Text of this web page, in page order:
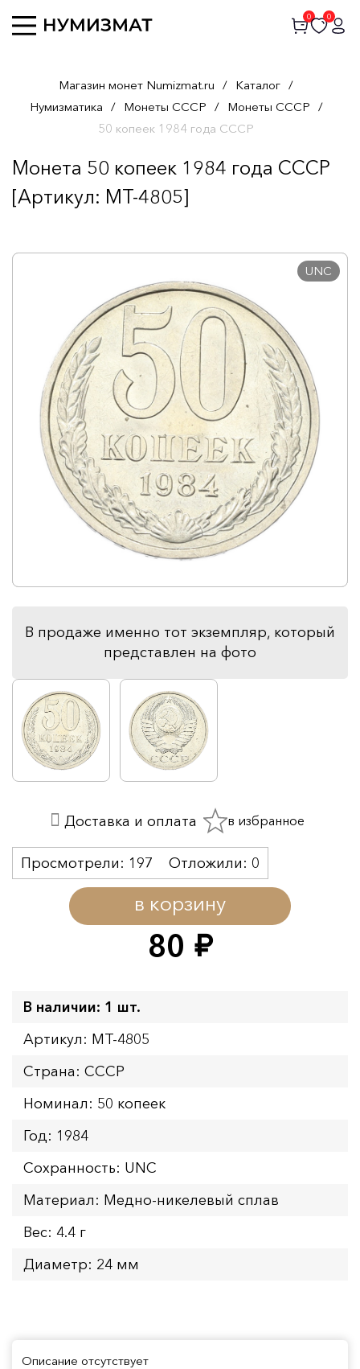
0 0
Магазин монет Numizmat.ru / Каталог /
Нумизматика / Монеты СССР / Монеты СССР /
50 копеек 1984 года СССР
Монета 50 копеек 1984 года СССР
[Артикул: MT-4805]
UNC
В продаже именно тот экземпляр, который
представлен на фото
80 руб.
в корзину
Просмотрели: 197 Отложили: 0
Доставка и оплата в избранное
В наличии: 1 шт.
Артикул: MT-4805
Страна: СССР
Номинал: 50 копеек
Год: 1984
Сохранность: UNC
Материал: Медно-никелевый сплав
Вес: 4.4 г
Диаметр: 24 мм
Описание отсутствует